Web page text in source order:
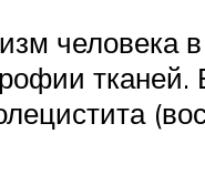
человека